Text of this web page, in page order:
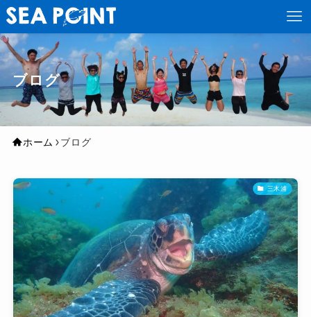
ブログ
ホーム ブログ
三木浦